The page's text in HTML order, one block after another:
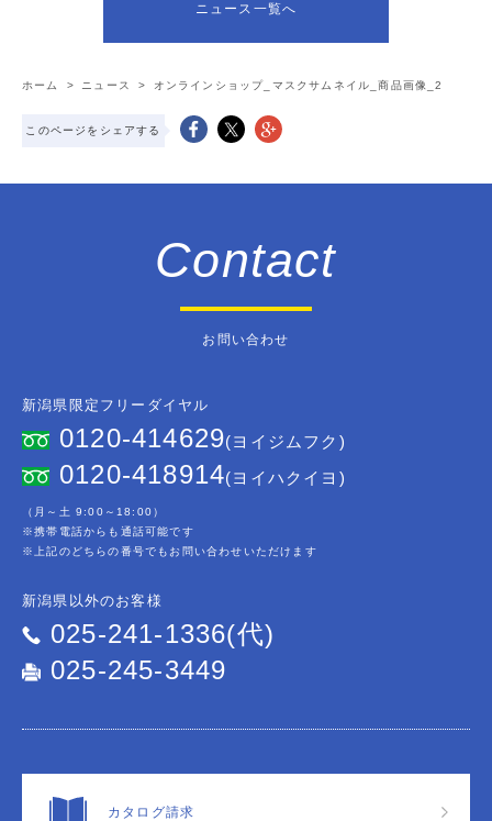
ニュース一覧へ
ホーム > ニュース > オンラインショップ_マスクサムネイル_商品画像_2
このページをシェアする
Contact
お問い合わせ
新潟県限定フリーダイヤル
0120-414629(ヨイジムフク)
0120-418914(ヨイハクイヨ)
（月～土 9:00～18:00）
※携帯電話からも通話可能です
※上記のどちらの番号でもお問い合わせいただけます
新潟県以外のお客様
025-241-1336(代)
025-245-3449
カタログ請求